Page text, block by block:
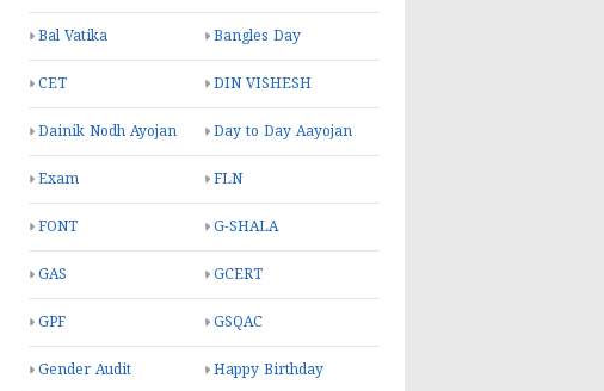
Bal Vatika Bangles Day
CET DIN VISHESH
Dainik Nodh Ayojan Day to Day Aayojan
Exam FLN
FONT G-SHALA
GAS GCERT
GPF GSQAC
Gender Audit Happy Birthday